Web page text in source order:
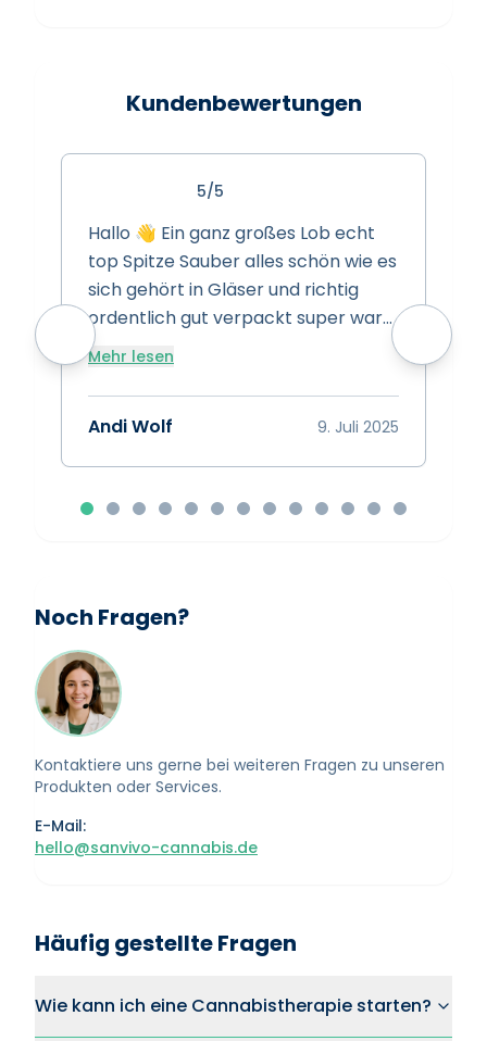
Kundenbewertungen
5/5
Hallo 👋 Ein ganz großes Lob echt
top Spitze Sauber alles schön wie es
sich gehört in Gläser und richtig
ordentlich gut verpackt super ware
super Preise super Leistung Spitze
Bewertung 15/10 👍👍👍
Mehr lesen
Andi Wolf 9. Juli 2025
Noch Fragen?
Kontaktiere uns gerne bei weiteren Fragen zu unseren
Produkten oder Services.
E-Mail:
hello@sanvivo-cannabis.de
Häufig gestellte Fragen
Wie kann ich eine Cannabistherapie starten?